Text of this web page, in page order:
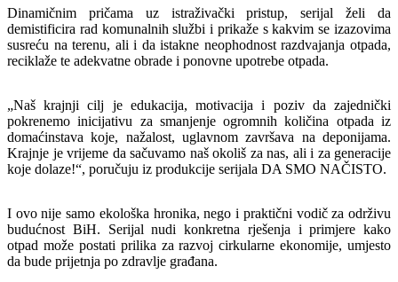
Dinamičnim pričama uz istraživački pristup, serijal želi da
demistificira rad komunalnih službi i prikaže s kakvim se izazovima
susreću na terenu, ali i da istakne neophodnost razdvajanja otpada,
reciklaže te adekvatne obrade i ponovne upotrebe otpada.
„Naš krajnji cilj je edukacija, motivacija i poziv da zajednički
pokrenemo inicijativu za smanjenje ogromnih količina otpada iz
domaćinstava koje, nažalost, uglavnom završava na deponijama.
Krajnje je vrijeme da sačuvamo naš okoliš za nas, ali i za generacije
koje dolaze!“, poručuju iz produkcije serijala DA SMO NAČISTO.
I ovo nije samo ekološka hronika, nego i praktični vodič za održivu
budućnost BiH. Serijal nudi konkretna rješenja i primjere kako
otpad može postati prilika za razvoj cirkularne ekonomije, umjesto
da bude prijetnja po zdravlje građana.